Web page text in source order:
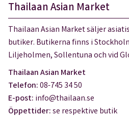
Thailaan Asian Market
Thailaan Asian Market säljer
butiker. Butikerna finns i
Liljeholmen, Sollentuna och vid
Thailaan Asian Market
Telefon:08-745 34 50
E-post: info@thailaan.se
Öppettider:se respektive butik